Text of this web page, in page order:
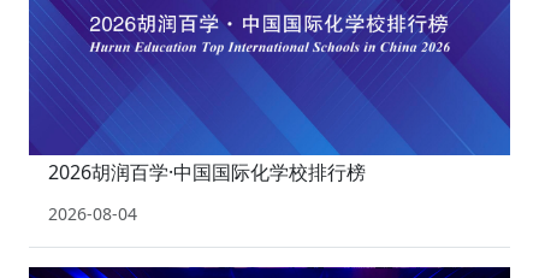
2026胡润百学·中国国际化学校排行榜
2026-08-04